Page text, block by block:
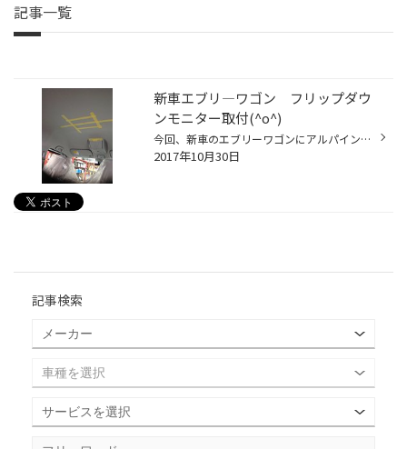
記事一覧
新車エブリ―ワゴン フリップダウ
ンモニター取付(^o^)
今回、新車のエブリーワゴンにアルパインのフリップダウンモニターを取付ました～♪ アルパインから今のエブリーの取付キットが出てなかったのでショップオリジナルの取付キットでの作業です。。。 ちなみにアルパインの取付キットだったら天井を切る際の型紙が付いているのですが。。。今回は型紙が...
2017年10月30日
記事検索